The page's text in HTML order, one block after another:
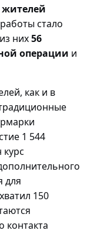
жителей
стало
них56
операции и
как и в
1 544
для
150
контакта